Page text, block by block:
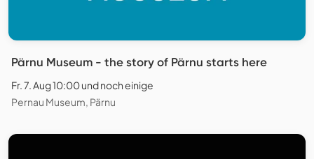
Pärnu Museum - the story of Pärnu starts here
Fr. 7. Aug 10:00 und noch einige
Pernau Museum, Pärnu